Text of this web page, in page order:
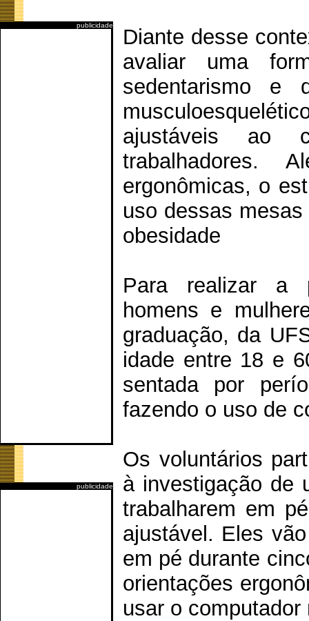
publicidade
publicidade
Diante desse
avaliar uma
sedentarismo e
ajustáveis ao
trabalhadores.
ergonômicas, o
uso dessas
obesidade
Para realizar a
homens e
graduação, da
idade entre 18 e
sentada por
fazendo o uso de
Os voluntários
à investigação de
trabalharem em
ajustável. Eles
em pé durante
orientações
usar o